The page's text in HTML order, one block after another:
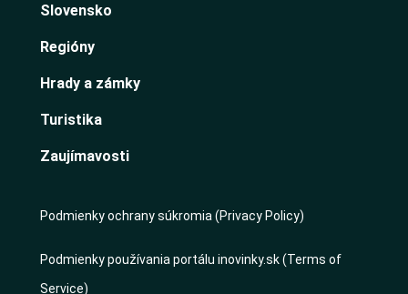
Slovensko
Regióny
Hrady a zámky
Turistika
Zaujímavosti
Podmienky ochrany súkromia (Privacy Policy)
Podmienky používania portálu inovinky.sk (Terms of
Service)